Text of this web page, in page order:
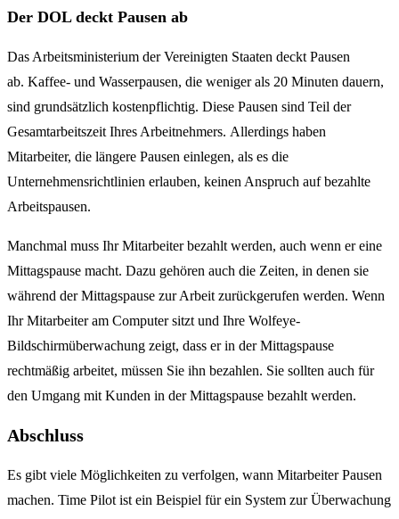
Der DOL deckt Pausen ab
Das Arbeitsministerium der Vereinigten Staaten deckt Pausen
ab. Kaffee- und Wasserpausen, die weniger als 20 Minuten dauern,
sind grundsätzlich kostenpflichtig. Diese Pausen sind Teil der
Gesamtarbeitszeit Ihres Arbeitnehmers. Allerdings haben
Mitarbeiter, die längere Pausen einlegen, als es die
Unternehmensrichtlinien erlauben, keinen Anspruch auf bezahlte
Arbeitspausen.
Manchmal muss Ihr Mitarbeiter bezahlt werden, auch wenn er eine
Mittagspause macht. Dazu gehören auch die Zeiten, in denen sie
während der Mittagspause zur Arbeit zurückgerufen werden. Wenn
Ihr Mitarbeiter am Computer sitzt und Ihre Wolfeye-
Bildschirmüberwachung zeigt, dass er in der Mittagspause
rechtmäßig arbeitet, müssen Sie ihn bezahlen. Sie sollten auch für
den Umgang mit Kunden in der Mittagspause bezahlt werden.
Abschluss
Es gibt viele Möglichkeiten zu verfolgen, wann Mitarbeiter Pausen
machen. Time Pilot ist ein Beispiel für ein System zur Überwachung